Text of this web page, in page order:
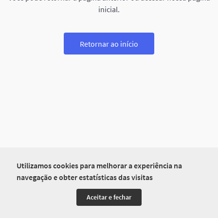
Utilizamos cookies para melhorar a experiência na
navegação e obter estatísticas das visitas
Aceitar e fechar
inicial.
Retornar ao início